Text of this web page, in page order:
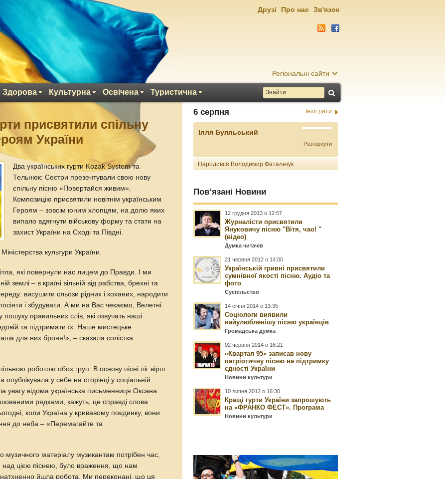
Регіональні сайти
Здорова Культурна Освічена Туристична
Друзі Про нас Зв'язок
присвятили спільну
України
Два українських гурти Kozak System та
Тельнюк: Сестри презентували свою нову
спільну пісню «Повертайся живим».
Композицію присвятили новітнім українським
Героям – зовсім юним хлопцям, на долю яких
випало вдягнути військову форму та стати на
захист України на Сході та Півдні.
культури України.
які повернули нас лицем до Правди. І ми
землі – в країні вільній від рабства, брехні та
висушити сльози рідних і коханих, народити
і збудувати. А ми на Вас чекаємо, Велетні
правильних слів, які озвучать наші
та підтримати їх. Наше мистецьке
для них броня!», – сказала солістка
роботою обох груп. В основу пісні ліг вірш
опублікувала у себе на сторінці у соціальній
увагу відома українська письменниця Оксана
рядками, кажуть, це справді слова
коли Україна у кривавому поєдинку, вони
до неба – «Перемагайте та
музичного матеріалу музикантам потрібен час,
над цією піснею, було враження, що нам
натхненно йшла робота. Ми переконані, що ця
6 серпня Інші дати
Ілля Буяльський
Розгорнути
Народився Володимир Фатальчук
Пов’язані Новини
12 грудня 2013 о 12:57
Журналісти присвятили
Януковичу пісню "Вітя, чао! "
(відео)
Думка читачів
21 червня 2012 о 14:00
Українській гривні присвятили
сумнівної якості пісню. Аудіо та
фото
Суспільство
14 січня 2014 о 13:35
Соціологи виявили
найулюбленішу пісню українців
Громадська думка
02 червня 2014 о 16:21
«Квартал 95» записав нову
патріотичну пісню на підтримку
єдності України
Новини культури
10 липня 2012 о 16:30
Кращі гурти України запрошують
на «ФРАНКО ФЕСТ». Програма
Новини культури